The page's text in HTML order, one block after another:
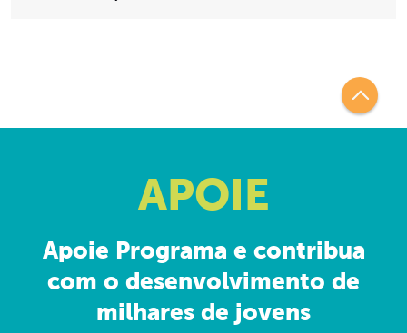
APOIE
Apoie Programa e contribua
com o desenvolvimento de
milhares de jovens